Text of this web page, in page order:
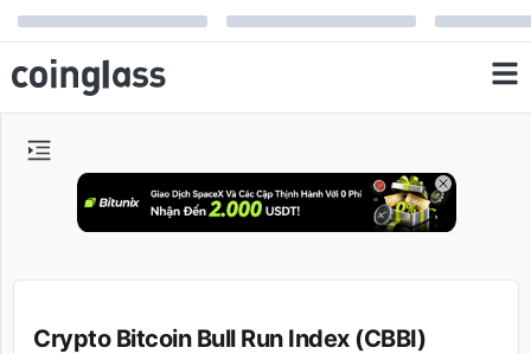
Crypto Bitcoin Bull Run Index (CBBI)